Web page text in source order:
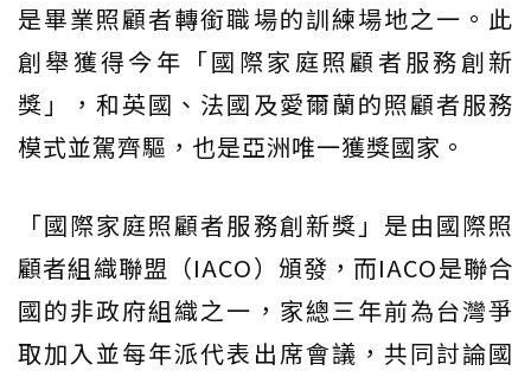
是畢業照顧者轉銜職場的訓練場地之一。此
創舉獲得今年「國際家庭照顧者服務創新
獎」，和英國、法國及愛爾蘭的照顧者服務
模式並駕齊驅，也是亞洲唯一獲獎國家。
「國際家庭照顧者服務創新獎」是由國際照
顧者組織聯盟（IACO）頒發，而IACO是聯合
國的非政府組織之一，家總三年前為台灣爭
取加入並每年派代表出席會議，共同討論國